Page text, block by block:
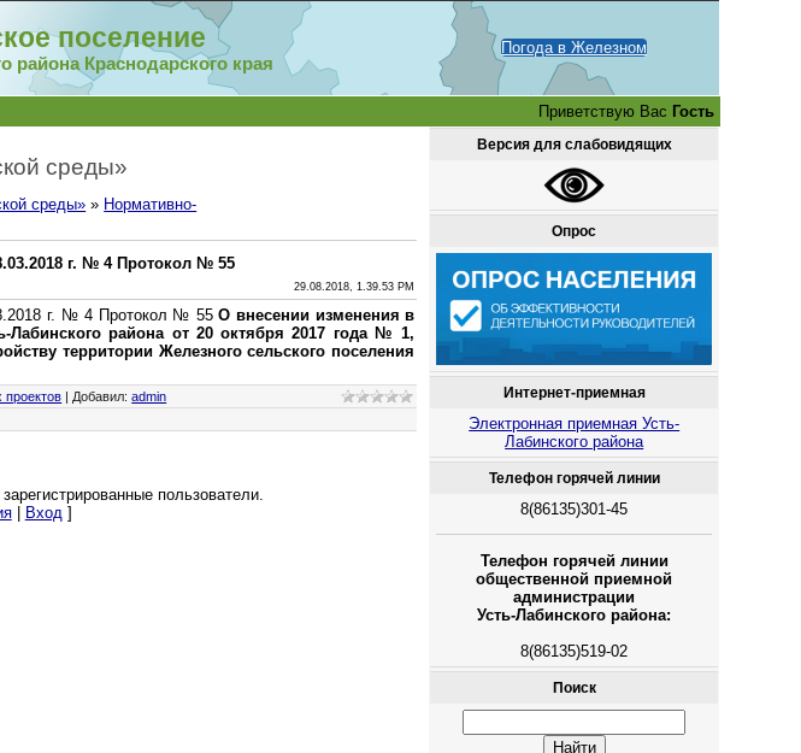
поселение
района Краснодарского края
Погода в Железном
Приветствую Вас Гость
среды»
среды» » Нормативно-
г. № 4 Протокол № 55
29.08.2018, 1.39.53 PM
г. № 4 Протокол № 55О внесении изменения в
Лабинского района от 20 октября 2017 года № 1,
территории Железного сельского поселения
проектов Добавил:admin
пользователи.
| Вход]
Версия для слабовидящих
Опрос
Интернет-приемная
Электронная приемная Усть-
Лабинского района
Телефон горячей линии
8(86135)301-45
Телефон горячей линии
общественной приемной
администрации
Усть-Лабинского района:
8(86135)519-02
Поиск